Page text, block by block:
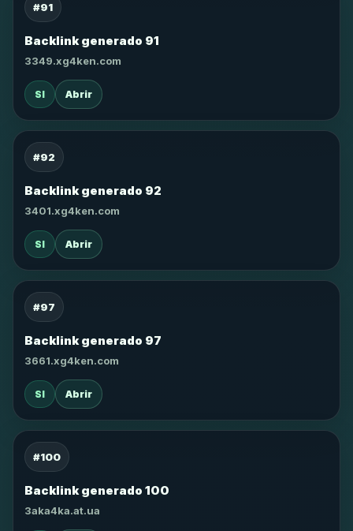
#91
Backlink generado 91
3349.xg4ken.com
SI Abrir
#92
Backlink generado 92
3401.xg4ken.com
SI Abrir
#97
Backlink generado 97
3661.xg4ken.com
SI Abrir
#100
Backlink generado 100
3aka4ka.at.ua